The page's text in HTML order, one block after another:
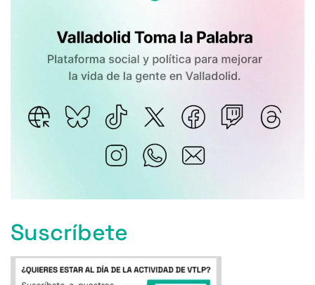
Suscríbete